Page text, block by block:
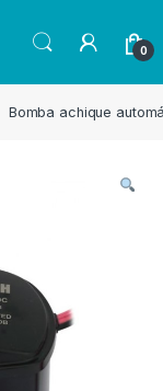
0
Bomba achique